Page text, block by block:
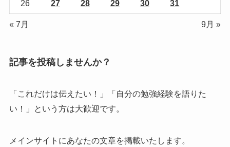
26 27 28 29 30 31
« 7月 9月 »
記事を投稿しませんか？
「これだけは伝えたい！」「自分の勉強経験を語りた
い！」という方は大歓迎です。
メインサイトにあなたの文章を掲載いたします。